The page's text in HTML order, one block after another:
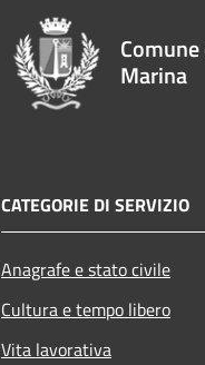
Marina
CATEGORIE DI SERVIZIO
Anagrafe e stato civile
Cultura e tempo libero
Vita lavorativa